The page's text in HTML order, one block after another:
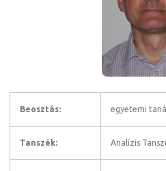
Beosztás: egyetemi
Tanszék: Analízis